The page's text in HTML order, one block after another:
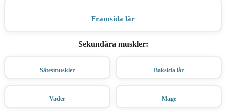
Framsida lår
Sekundära muskler:
Sätesmuskler Baksida lår
Vader Mage